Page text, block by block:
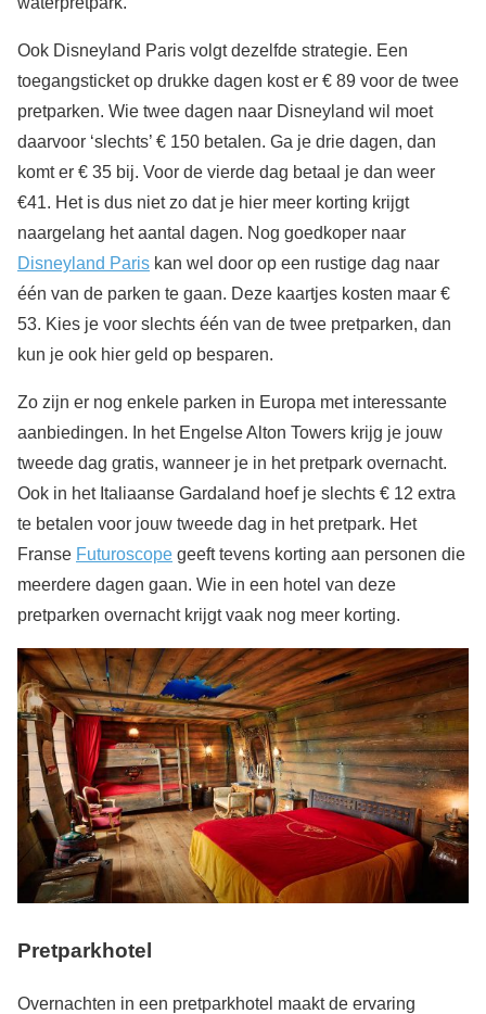
Ook Disneyland Paris volgt dezelfde strategie. Een
toegangsticket op drukke dagen kost er € 89 voor de twee
pretparken. Wie twee dagen naar Disneyland wil moet
daarvoor ‘slechts’ € 150 betalen. Ga je drie dagen, dan
komt er € 35 bij. Voor de vierde dag betaal je dan weer
€41. Het is dus niet zo dat je hier meer korting krijgt
naargelang het aantal dagen. Nog goedkoper naar
Disneyland Paris kan wel door op een rustige dag naar
één van de parken te gaan. Deze kaartjes kosten maar €
53. Kies je voor slechts één van de twee pretparken, dan
kun je ook hier geld op besparen.
Zo zijn er nog enkele parken in Europa met interessante
aanbiedingen. In het Engelse Alton Towers krijg je jouw
tweede dag gratis, wanneer je in het pretpark overnacht.
Ook in het Italiaanse Gardaland hoef je slechts € 12 extra
te betalen voor jouw tweede dag in het pretpark. Het
Franse Futuroscope geeft tevens korting aan personen die
meerdere dagen gaan. Wie in een hotel van deze
pretparken overnacht krijgt vaak nog meer korting.
Pretparkhotel
Overnachten in een pretparkhotel maakt de ervaring